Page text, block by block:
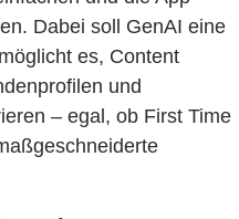
Dabei soll GenAI eine
es, Content
und
– egal, ob First Time